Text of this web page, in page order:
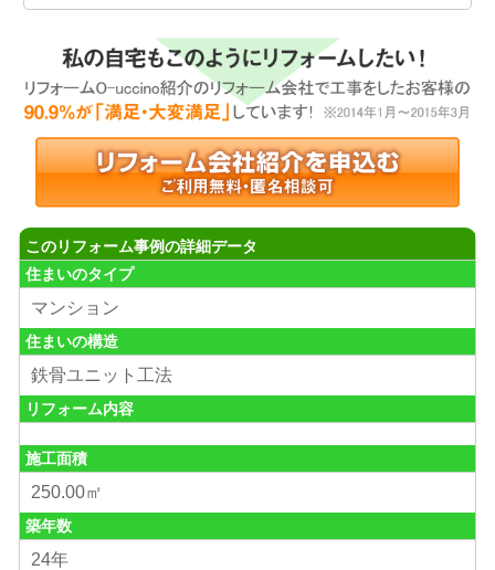
このリフォーム事例の詳細データ
住まいのタイプ
マンション
住まいの構造
鉄骨ユニット工法
リフォーム内容
施工面積
250.00㎡
築年数
24年